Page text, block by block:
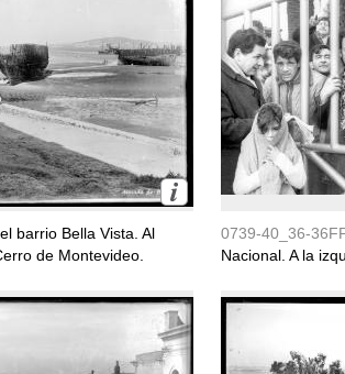
barrio Bella Vista. Al
de Montevideo.
0739-40_36-
Nacional. A la